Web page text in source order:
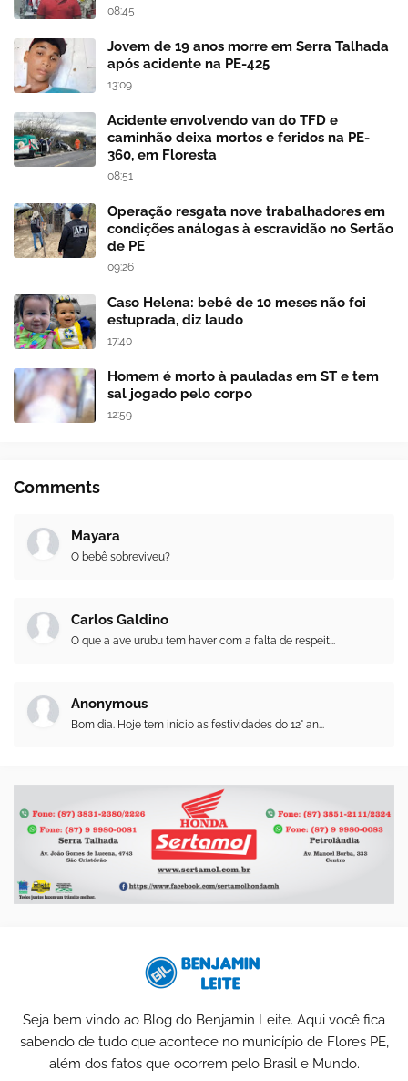
08:45
Jovem de 19 anos morre em Serra Talhada
após acidente na PE-425
13:09
Acidente envolvendo van do TFD e
caminhão deixa mortos e feridos na PE-
360, em Floresta
08:51
Operação resgata nove trabalhadores em
condições análogas à escravidão no Sertão
de PE
09:26
Caso Helena: bebê de 10 meses não foi
estuprada, diz laudo
17:40
Homem é morto à pauladas em ST e tem
sal jogado pelo corpo
12:59
Comments
Mayara
O bebê sobreviveu?
Carlos Galdino
O que a ave urubu tem haver com a falta de respeit...
Anonymous
Bom dia. Hoje tem início as festividades do 12° an...
Seja bem vindo ao Blog do Benjamin Leite. Aqui você fica
sabendo de tudo que acontece no município de Flores PE,
além dos fatos que ocorrem pelo Brasil e Mundo.